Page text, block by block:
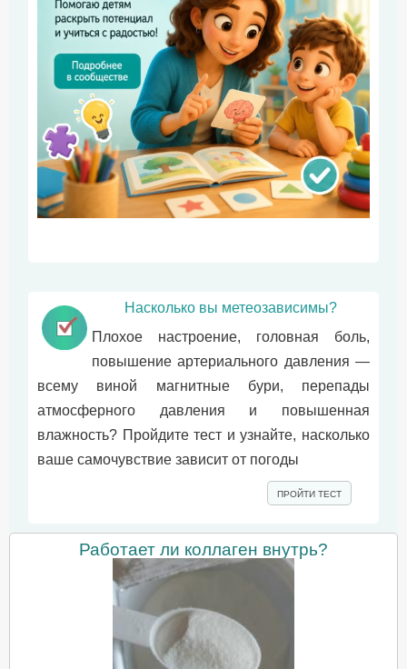
Насколько вы метеозависимы?
Плохое настроение, головная боль,
повышение артериального давления —
всему виной магнитные бури, перепады
атмосферного давления и повышенная
влажность? Пройдите тест и узнайте, насколько
ваше самочувствие зависит от погоды
ПРОЙТИ ТЕСТ
Работает ли коллаген внутрь?